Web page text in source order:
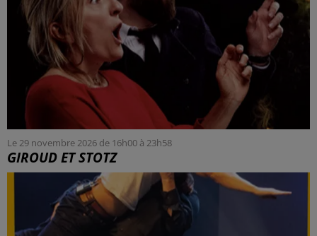
Le 29 novembre 2026 de 16h00 à 23h58
GIROUD ET STOTZ